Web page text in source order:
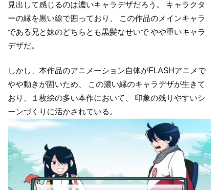
見出して感じるのは濃いキャラデザだろう。
キャラクタ
ーの縁を黒い線で囲っており、
この作品のメインキャラ
である兄と妹のどちらとも黒髪なせいでやや重いキャラ
デザだ。
しかし、本作品のアニメーション自体がFLASHアニメで
やや動きが固いため、
この濃い縁のキャラデザが生きて
おり、１枚絵の多い本作において、
印象の残りやすいシ
ーンづくりに活かされている。